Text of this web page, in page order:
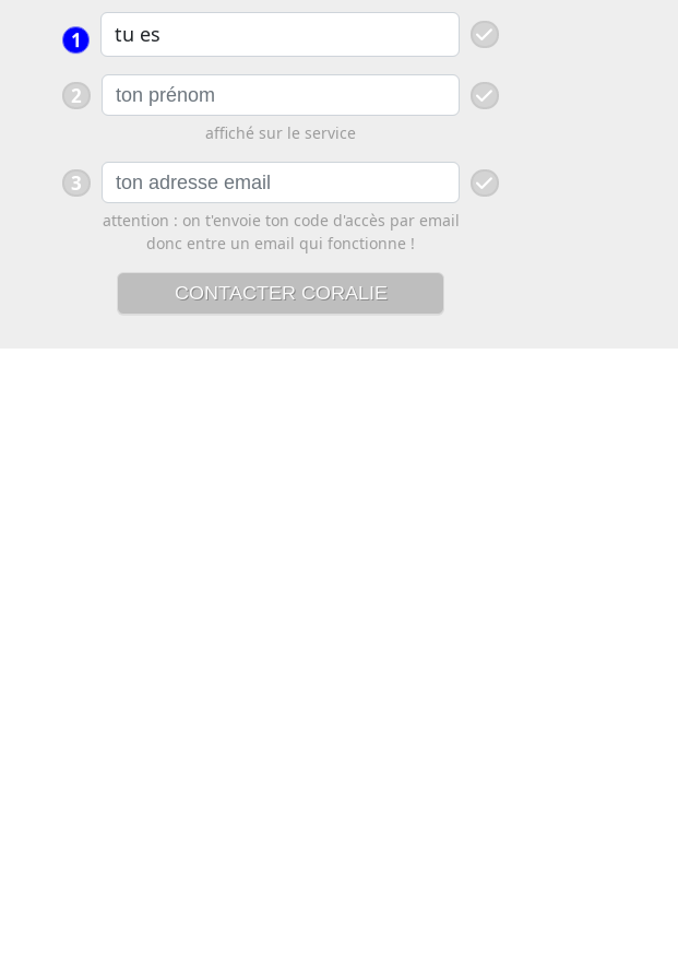
1
2
affiché sur le service
3
attention : on t'envoie ton code d'accès par email
donc entre un email qui fonctionne !
CONTACTER CORALIE